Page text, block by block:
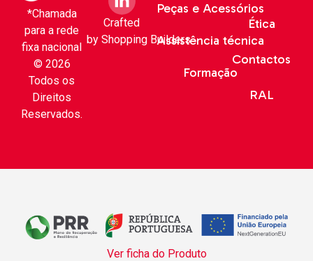
*Chamada
para a rede
fixa nacional
© 2026
Todos os
Direitos
Reservados.
Peças e Acessórios
Assistência técnica
Formação
Ética
Contactos
RAL
Crafted
by Shopping Builders
Ver ficha do Produto